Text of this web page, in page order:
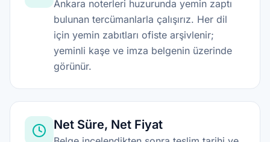
Ankara noterleri huzurunda yemin zaptı
bulunan tercümanlarla çalışırız. Her dil
için yemin zabıtları ofiste arşivlenir;
yeminli kaşe ve imza belgenin üzerinde
görünür.
Net Süre, Net Fiyat